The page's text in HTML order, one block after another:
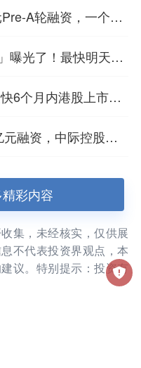
A轮融资，一个上
曝光了！最快明天发
6个月内港股上市；
融资，中际控股领
彩内容
集，未经核实，仅供展
不代表投资界观点，本
议。特别提示：投资有